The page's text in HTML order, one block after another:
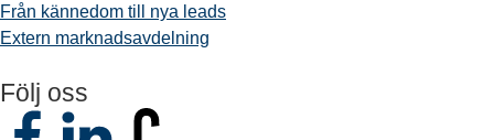
Från kännedom till nya leads
Extern marknadsavdelning
Följ oss